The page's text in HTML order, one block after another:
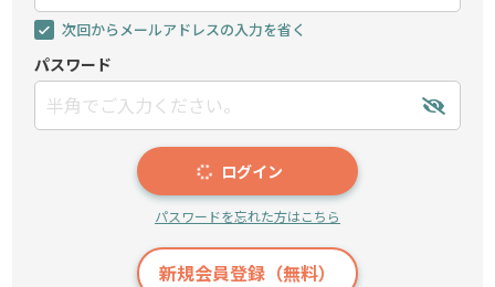
次回からメールアドレスの入力を省く
パスワード
ログイン
パスワードを忘れた方はこちら
新規会員登録（無料）